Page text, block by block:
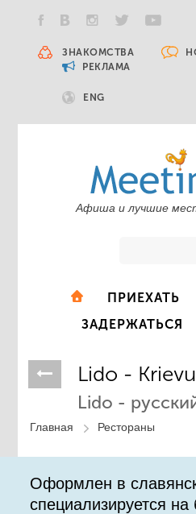
ЗНАКОМСТВА
РЕКЛАМА
ENG
Афиша и лучшие
ПРИЕХАТЬ
ЗАДЕРЖАТЬСЯ
Lido -
Lido -
Главная Рестораны
Оформлен в
специализируется